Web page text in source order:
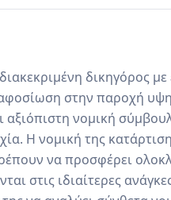
δικηγόρος
στην παροχή
αξιόπιστη νομική
Η νομική της
να προσφέρει
στις ιδιαίτερες